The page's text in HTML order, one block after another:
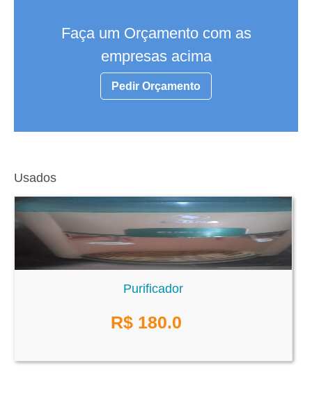
Faça um Orçamento com as
empresas acima
Pedir Orçamento
Usados
Purificador
R$ 180.0